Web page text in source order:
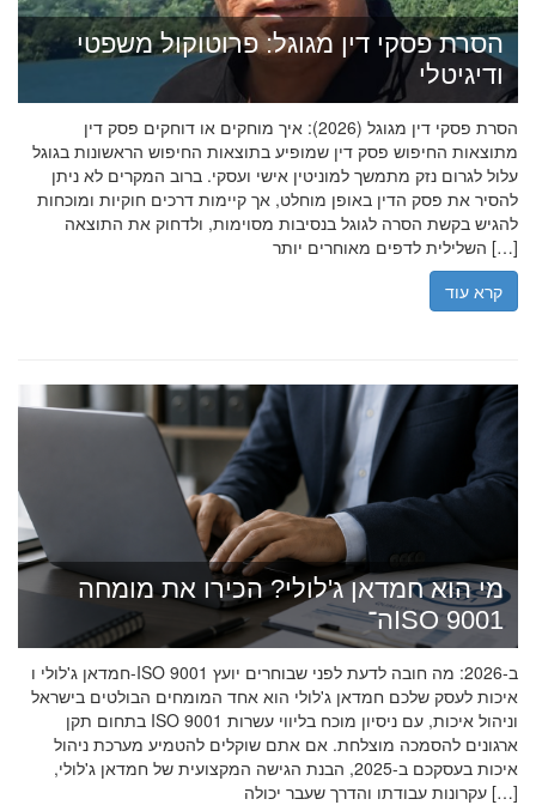
הסרת פסקי דין מגוגל: פרוטוקול משפטי
ודיגיטלי
הסרת פסקי דין מגוגל (2026): איך מוחקים או דוחקים פסק דין
מתוצאות החיפוש פסק דין שמופיע בתוצאות החיפוש הראשונות בגוגל
עלול לגרום נזק מתמשך למוניטין אישי ועסקי. ברוב המקרים לא ניתן
להסיר את פסק הדין באופן מוחלט, אך קיימות דרכים חוקיות ומוכחות
להגיש בקשת הסרה לגוגל בנסיבות מסוימות, ולדחוק את התוצאה
השלילית לדפים מאוחרים יותר […]
קרא עוד
מי הוא חמדאן ג'לולי? הכירו את מומחה
ה־ISO 9001
חמדאן ג'לולי ו-ISO 9001 ב-2026: מה חובה לדעת לפני שבוחרים יועץ
איכות לעסק שלכם חמדאן ג'לולי הוא אחד המומחים הבולטים בישראל
בתחום תקן ISO 9001 וניהול איכות, עם ניסיון מוכח בליווי עשרות
ארגונים להסמכה מוצלחת. אם אתם שוקלים להטמיע מערכת ניהול
איכות בעסקכם ב-2025, הבנת הגישה המקצועית של חמדאן ג'לולי,
עקרונות עבודתו והדרך שעבר יכולה […]